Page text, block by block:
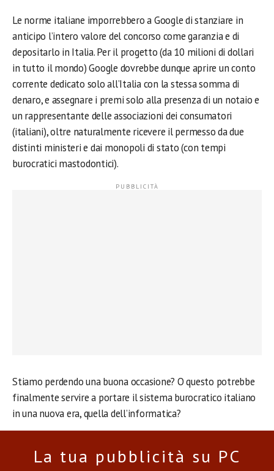
Le norme italiane imporrebbero a Google di stanziare in
anticipo l’intero valore del concorso come garanzia e di
depositarlo in Italia. Per il progetto (da 10 milioni di dollari
in tutto il mondo) Google dovrebbe dunque aprire un conto
corrente dedicato solo all’Italia con la stessa somma di
denaro, e assegnare i premi solo alla presenza di un notaio e
un rappresentante delle associazioni dei consumatori
(italiani), oltre naturalmente ricevere il permesso da due
distinti ministeri e dai monopoli di stato (con tempi
burocratici mastodontici).
Stiamo perdendo una buona occasione? O questo potrebbe
finalmente servire a portare il sistema burocratico italiano
in una nuova era, quella dell’informatica?
La tua pubblicità su PC